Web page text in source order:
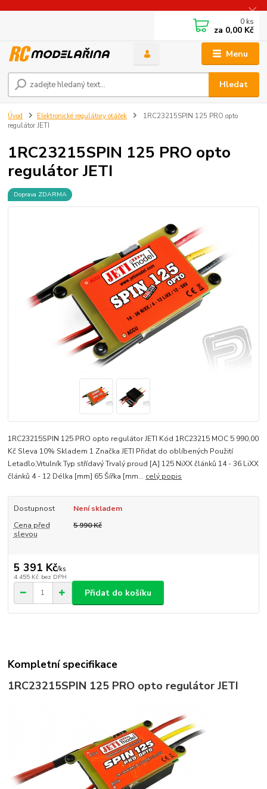
Menu
Hledat
0 ks
za 0,00 Kč
Úvod Elektronické regulátory otáček
1RC23215SPIN 125 PRO opto
regulátor JETI
1RC23215SPIN 125 PRO opto
regulátor JETI
Doprava ZDARMA
1RC23215SPIN 125 PRO opto regulátor JETI Kód 1RC23215 MOC 5 990,00
Kč Sleva 10% Skladem 1 Značka JETI Přidat do oblíbených Použití
Letadlo,Vrtulník Typ střídavý Trvalý proud [A] 125 NiXX článků 14 - 36 LiXX
článků 4 - 12 Délka [mm] 65 Šířka [mm... celý popis
Dostupnost
Není skladem
Cena před
slevou
5 990 Kč
5 391 Kč/ks
4 455 Kč bez DPH
Přidat do košíku
Kompletní specifikace
1RC23215SPIN 125 PRO opto regulátor JETI